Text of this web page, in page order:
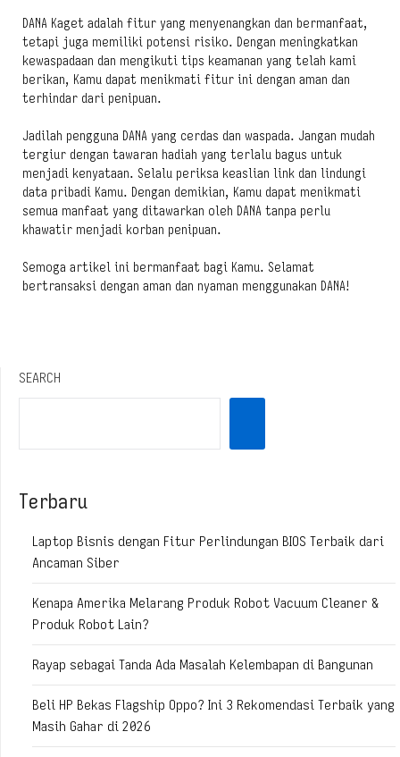
DANA Kaget adalah fitur yang menyenangkan dan bermanfaat,
tetapi juga memiliki potensi risiko. Dengan meningkatkan
kewaspadaan dan mengikuti tips keamanan yang telah kami
berikan, Kamu dapat menikmati fitur ini dengan aman dan
terhindar dari penipuan.
Jadilah pengguna DANA yang cerdas dan waspada. Jangan mudah
tergiur dengan tawaran hadiah yang terlalu bagus untuk
menjadi kenyataan. Selalu periksa keaslian link dan lindungi
data pribadi Kamu. Dengan demikian, Kamu dapat menikmati
semua manfaat yang ditawarkan oleh DANA tanpa perlu
khawatir menjadi korban penipuan.
Semoga artikel ini bermanfaat bagi Kamu. Selamat
bertransaksi dengan aman dan nyaman menggunakan DANA!
SEARCH
Terbaru
Laptop Bisnis dengan Fitur Perlindungan BIOS Terbaik dari
Ancaman Siber
Kenapa Amerika Melarang Produk Robot Vacuum Cleaner &
Produk Robot Lain?
Rayap sebagai Tanda Ada Masalah Kelembapan di Bangunan
Beli HP Bekas Flagship Oppo? Ini 3 Rekomendasi Terbaik yang
Masih Gahar di 2026